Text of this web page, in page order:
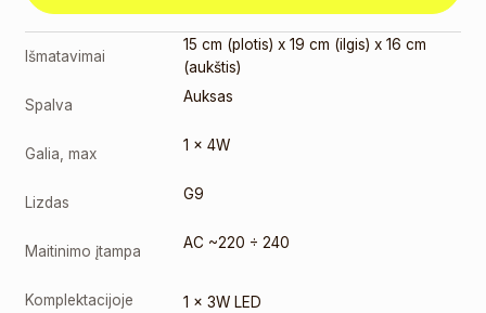
Išmatavimai
15 cm (plotis) x 19 cm (ilgis) x 16 cm
(aukštis)
Spalva Auksas
Galia, max 1 x 4W
Lizdas G9
Maitinimo įtampa AC ~220 ÷ 240
Komplektacijoje
1 x 3W LED